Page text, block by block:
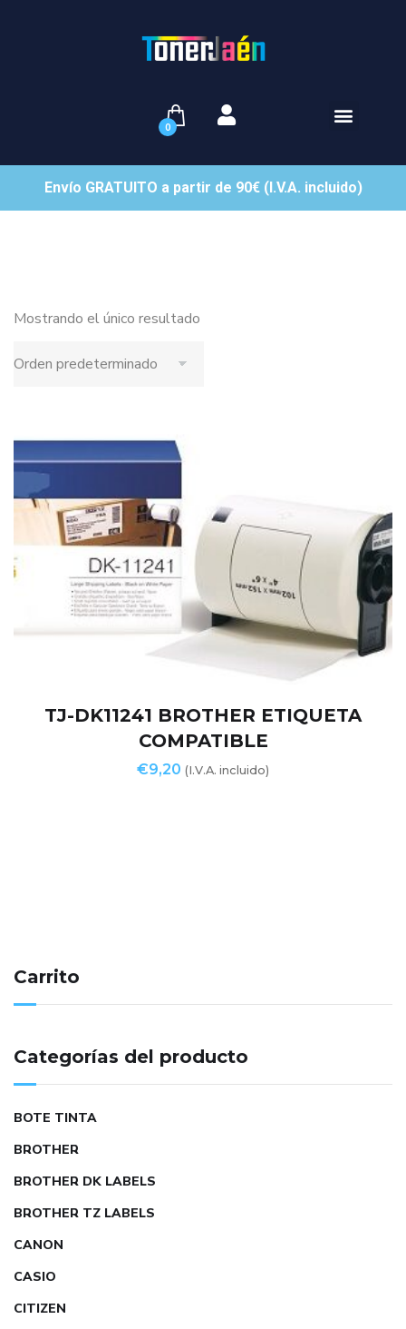
0
Envío GRATUITO a partir de 90€ (I.V.A. incluido)
Mostrando el único resultado
TJ-DK11241 BROTHER ETIQUETA
COMPATIBLE
€9,20 (I.V.A. incluido)
Carrito
Categorías del producto
BOTE TINTA
BROTHER
BROTHER DK LABELS
BROTHER TZ LABELS
CANON
CASIO
CITIZEN